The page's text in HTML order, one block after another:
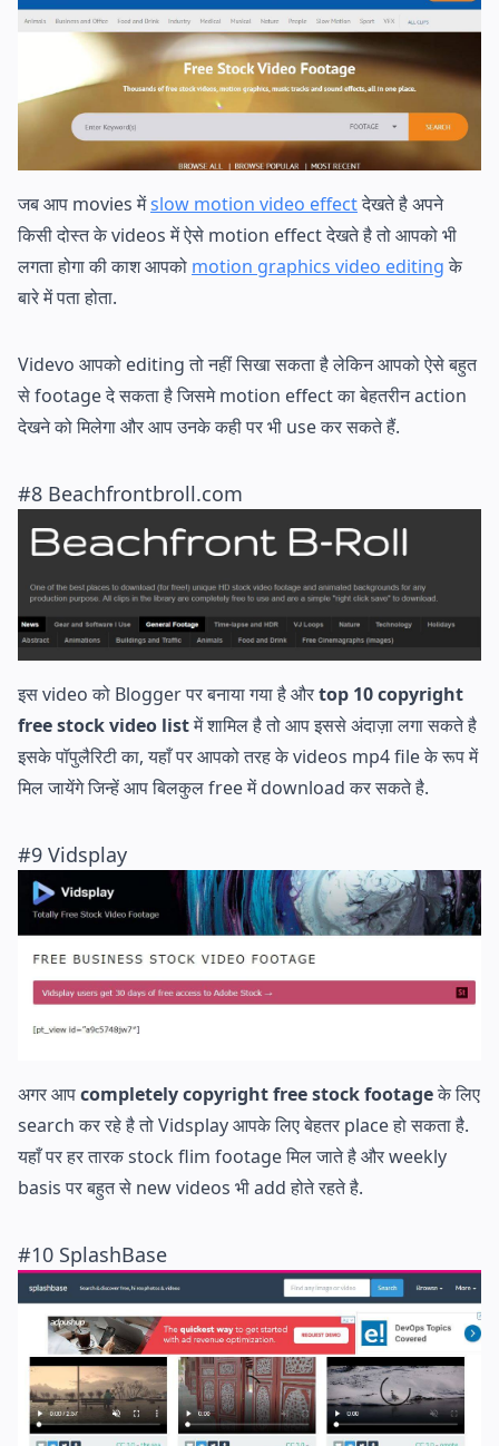
जब आप movies मेंslow motion video effectदेखते है अपने
किसी दोस्त के videos में ऐसे motion effect देखते है तो आपको भी
लगता होगा की काश आपको motion graphics video editingके
बारे में पता होता.
Videvo आपको editing तो नहीं सिखा सकता है लेकिन आपको ऐसे बहुत
से footage दे सकता है जिसमे motion effect का बेहतरीन action
देखने को मिलेगा और आप उनके कही पर भी use कर सकते हैं.
#8 Beachfrontbroll.com
इस video को Blogger पर बनाया गया है औरtop 10 copyright
free stock video listमें शामिल है तो आप इससे अंदाज़ा लगा सकते है
इसके पॉपुलैरिटी का, यहाँ पर आपको तरह के videos mp4 file के रूप में
मिल जायेंगे जिन्हें आप बिलकुल free में download कर सकते है.
#9 Vidsplay
अगर आपcompletely copyright free stock footageके लिए
search कर रहे है तो Vidsplay आपके लिए बेहतर place हो सकता है.
यहाँ पर हर तारक stock flim footage मिल जाते है और weekly
basis पर बहुत से new videos भी add होते रहते है.
#10 SplashBase